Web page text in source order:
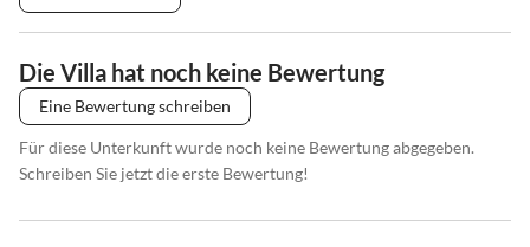
Die Villa hat noch keine Bewertung
Eine Bewertung schreiben
Für diese Unterkunft wurde noch keine Bewertung abgegeben.
Schreiben Sie jetzt die erste Bewertung!